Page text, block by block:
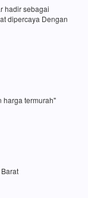
hadir sebagai
dipercaya Dengan
harga termurah"